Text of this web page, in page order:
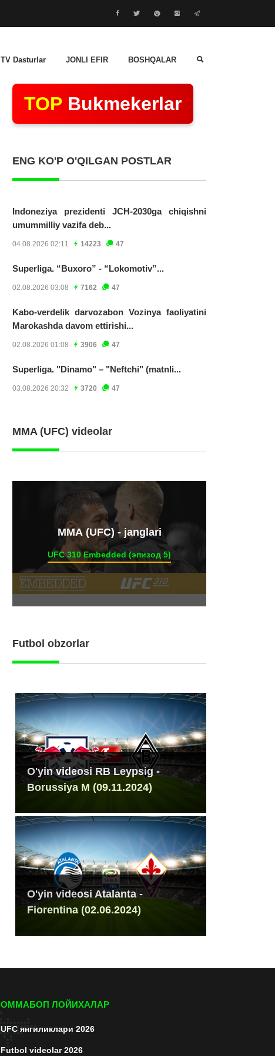
TV Dasturlar JONLI EFIR BOSHQALAR
TOP Bukmekerlar
ENG KO'P O'QILGAN POSTLAR
Indoneziya prezidenti JCH-2030ga chiqishni
umummilliy vazifa deb...
04.08.2026 02:11 14223 47
Superliga. “Buxoro” - “Lokomotiv”...
02.08.2026 03:08 7162 47
Kabo-verdelik darvozabon Vozinya faoliyatini
Marokashda davom ettirishi...
02.08.2026 01:08 3906 47
Superliga. "Dinamo" – "Neftchi" (matnli...
03.08.2026 20:32 3720 47
MMA (UFC) videolar
ММА (UFC) - janglari
UFC 310 Embedded (эпизод 5)
Futbol obzorlar
O'yin videosi RB Leypsig -
Borussiya M (09.11.2024)
O'yin videosi Atalanta -
Fiorentina (02.06.2024)
ОММАБОП ЛОЙИХАЛАР
UFC янгиликлари 2026
Futbol videolar 2026